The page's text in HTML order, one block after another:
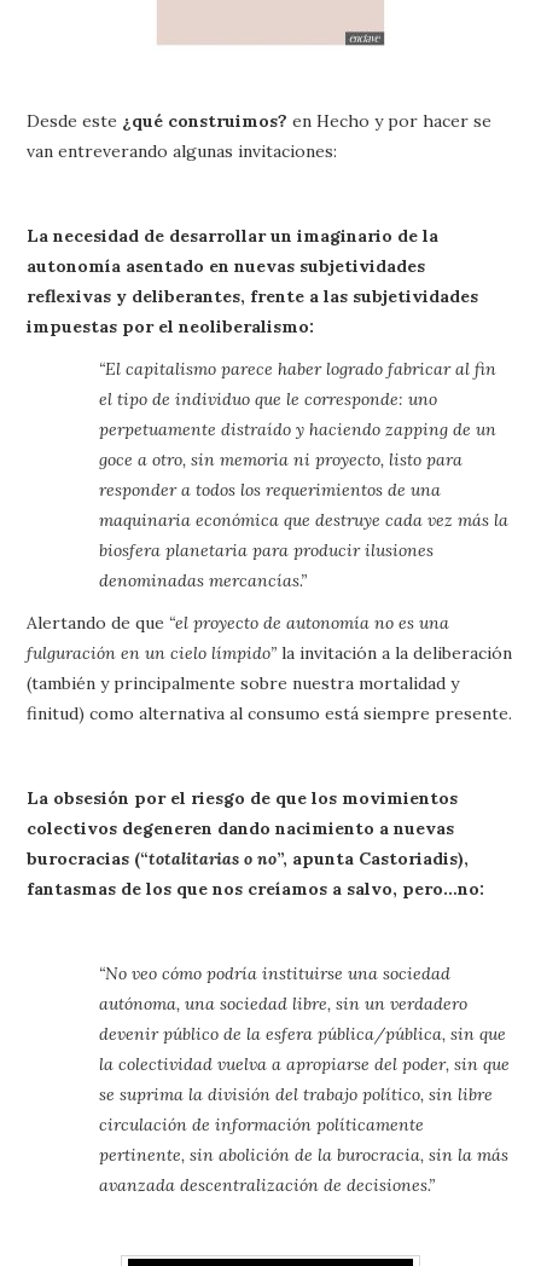
Desde este ¿qué construimos? en Hecho y por hacer se
van entreverando algunas invitaciones:
La necesidad de desarrollar un imaginario de la
autonomía asentado en nuevas subjetividades
reflexivas y deliberantes, frente a las subjetividades
impuestas por el neoliberalismo:
“El capitalismo parece haber logrado fabricar al fin
el tipo de individuo que le corresponde: uno
perpetuamente distraído y haciendo zapping de un
goce a otro, sin memoria ni proyecto, listo para
responder a todos los requerimientos de una
maquinaria económica que destruye cada vez más la
biosfera planetaria para producir ilusiones
denominadas mercancías.”
Alertando de que “el proyecto de autonomía no es una
fulguración en un cielo límpido”la invitación a la deliberación
(también y principalmente sobre nuestra mortalidad y
finitud) como alternativa al consumo está siempre presente.
La obsesión por el riesgo de que los movimientos
colectivos degeneren dando nacimiento a nuevas
burocracias (“totalitarias o no”, apunta Castoriadis),
fantasmas de los que nos creíamos a salvo, pero…no:
“No veo cómo podría instituirse una sociedad
autónoma, una sociedad libre, sin un verdadero
devenir público de la esfera pública/pública, sin que
la colectividad vuelva a apropiarse del poder, sin que
se suprima la división del trabajo político, sin libre
circulación de información políticamente
pertinente, sin abolición de la burocracia, sin la más
avanzada descentralización de decisiones.”